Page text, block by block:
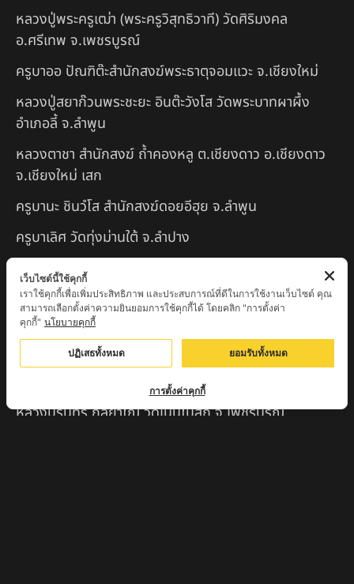
หลวงปู่พระครูเฒ่า (พระครูวิสุทธิวาที) วัดศิริมงคล
อ.ศรีเทพ จ.เพชรบูรณ์
ครูบาออ ปัณฑิต๊ะสำนักสงฆ์พระธาตุจอมแวะ จ.เชียงใหม่
หลวงปู่สยาก๊วนพระชะยะ อินต๊ะวังโส วัดพระบาทผาผึ้ง
อำเภอลี้ จ.ลำพูน
หลวงตาชา สำนักสงฆ์ ถ้ำคองหลู ต.เชียงดาว อ.เชียงดาว
จ.เชียงใหม่ เสก
ครูบานะ ชินวํโส สำนักสงฆ์ดอยอีฮุย จ.ลำพูน
ครูบาเลิศ วัดทุ่งม่านใต้ จ.ลำปาง
หลวงปู่หนู นรินโท วัดวังท่าดี จ.เพชรบูรณ์
ครูบาทอง วัดก้อท่า จ.ลำพูน
ครูบาตุ๊เจ้าปู่หว่าหลิ่ง วิระทะโย วัดเวฬุวัน อ.เชียงดาว
จ.เชียงใหม่
ครูบาศรี สุจิตโต บ้านสบก๋ง จ.ลำปาง
หลวงปู่รินทร์ กลฺยาโณ วัดเนินโบสถ์ จ.เพชรบูรณ์
เว็บไซต์นี้ใช้คุกกี้
เราใช้คุกกี้เพื่อเพิ่มประสิทธิภาพ และประสบการณ์ที่ดีในการใช้งานเว็บไซต์ คุณ
สามารถเลือกตั้งค่าความยินยอมการใช้คุกกี้ได้ โดยคลิก "การตั้งค่า
คุกกี้" นโยบายคุกกี้
ปฏิเสธทั้งหมด ยอมรับทั้งหมด
การตั้งค่าคุกกี้